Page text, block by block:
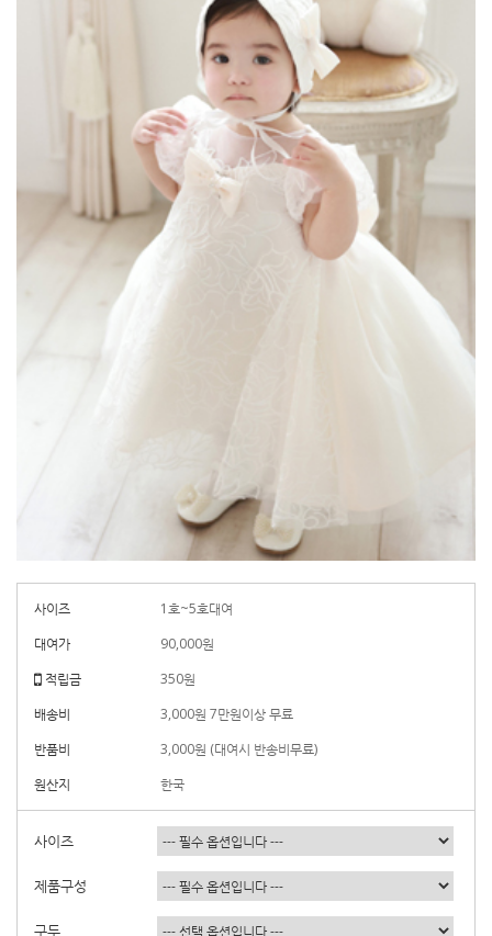
사이즈
1호~5호대여
대여가
90,000원
적립금
350원
배송비
3,000원 7만원이상 무료
반품비
3,000원 (대여시 반송비무료)
원산지
한국
사이즈
제품구성
구두